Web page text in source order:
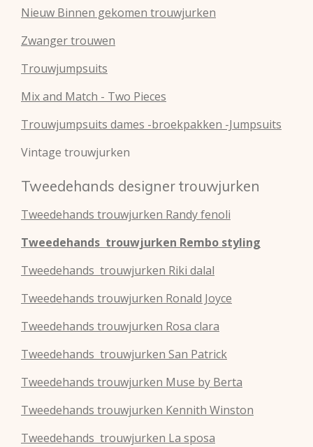
Nieuw Binnen gekomen trouwjurken
Zwanger trouwen
Trouwjumpsuits
Mix and Match - Two Pieces
Trouwjumpsuits dames -broekpakken -Jumpsuits
Vintage trouwjurken
Tweedehands designer trouwjurken
Tweedehands trouwjurken Randy fenoli
Tweedehands trouwjurken Rembo styling
Tweedehands trouwjurken Riki dalal
Tweedehands trouwjurken Ronald Joyce
Tweedehands trouwjurken Rosa clara
Tweedehands trouwjurken San Patrick
Tweedehands trouwjurken Muse by Berta
Tweedehands trouwjurken Kennith Winston
Tweedehands trouwjurken La sposa